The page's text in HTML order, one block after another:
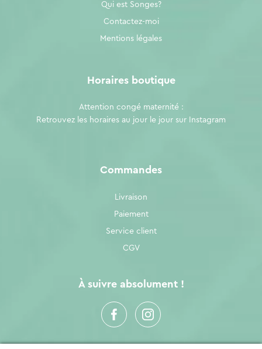
Commandes
Livraison
Paiement
Service client
CGV
À suivre absolument !
Qui est Songes?
Contactez-moi
Mentions légales
Horaires boutique
Attention congé maternité :
Retrouvez les horaires au jour le jour sur
Instagram